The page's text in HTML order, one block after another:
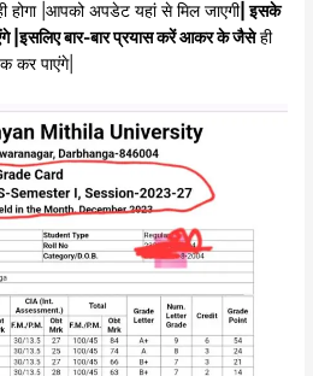
होगा |आपको अपडेट यहां से मिल जाएगी| इसके
|इसलिए बार-बार प्रयास करें आकर के जैसेही
कर पाएंगे|